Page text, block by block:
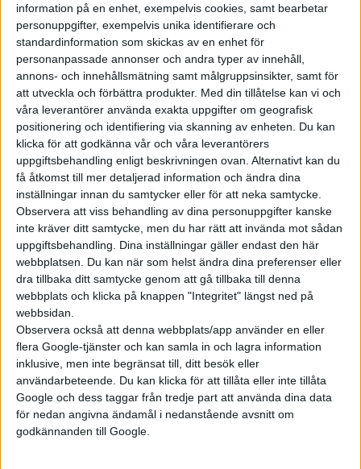
information på en enhet, exempelvis cookies, samt bearbetar
personuppgifter, exempelvis unika identifierare och
standardinformation som skickas av en enhet för
personanpassade annonser och andra typer av innehåll,
annons- och innehållsmätning samt målgruppsinsikter, samt för
att utveckla och förbättra produkter. Med din tillåtelse kan vi och
våra leverantörer använda exakta uppgifter om geografisk
positionering och identifiering via skanning av enheten. Du kan
klicka för att godkänna vår och våra leverantörers
uppgiftsbehandling enligt beskrivningen ovan. Alternativt kan du
få åtkomst till mer detaljerad information och ändra dina
inställningar innan du samtycker eller för att neka samtycke.
Observera att viss behandling av dina personuppgifter kanske
inte kräver ditt samtycke, men du har rätt att invända mot sådan
uppgiftsbehandling. Dina inställningar gäller endast den här
webbplatsen. Du kan när som helst ändra dina preferenser eller
dra tillbaka ditt samtycke genom att gå tillbaka till denna
webbplats och klicka på knappen "Integritet" längst ned på
webbsidan.
Observera också att denna webbplats/app använder en eller
flera Google-tjänster och kan samla in och lagra information
inklusive, men inte begränsat till, ditt besök eller
användarbeteende. Du kan klicka för att tillåta eller inte tillåta
Google och dess taggar från tredje part att använda dina data
för nedan angivna ändamål i nedanstående avsnitt om
godkännanden till Google.
Mest lästa
5 aug 2026
Uppgift: då kommer Volvos nya eldrivna volymmodell EX50
5 aug 2026
Så räddar solceller tillverkningen av BMW iX3
Krönika: Laddningen blir dyrare i höst – grön energi enda
räddningen
5 aug 2026
LFP-batteri och kiselkarbid – A2 e-tron är Audis mest effektiva elbil
Elbilens nyhetsbrev
Håll dig uppdaterad om de senaste nyheterna!
Prenumerera